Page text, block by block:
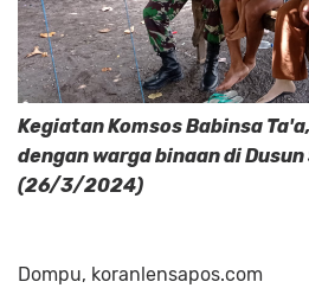
Kegiatan Komsos Babinsa
dengan warga binaan di
(26/3/2024)
Dompu, koranlensapos.com